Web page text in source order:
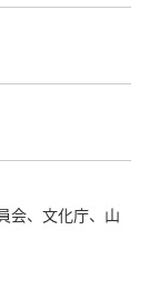
会、文化庁、山